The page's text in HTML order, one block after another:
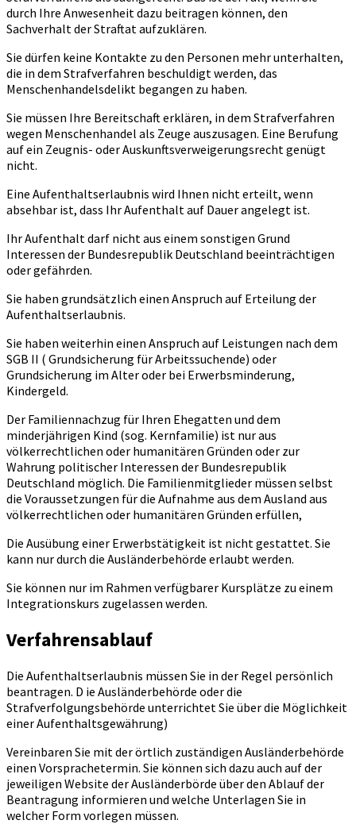
durch Ihre Anwesenheit dazu beitragen können, den
Sachverhalt der Straftat aufzuklären.
Sie dürfen keine Kontakte zu den Personen mehr unterhalten,
die in dem Strafverfahren beschuldigt werden, das
Menschenhandelsdelikt begangen zu haben.
Sie müssen Ihre Bereitschaft erklären, in dem Strafverfahren
wegen Menschenhandel als Zeuge auszusagen. Eine Berufung
auf ein Zeugnis- oder Auskunftsverweigerungsrecht genügt
nicht.
Eine Aufenthaltserlaubnis wird Ihnen nicht erteilt, wenn
absehbar ist, dass Ihr Aufenthalt auf Dauer angelegt ist.
Ihr Aufenthalt darf nicht aus einem sonstigen Grund
Interessen der Bundesrepublik Deutschland beeinträchtigen
oder gefährden.
Sie haben grundsätzlich einen Anspruch auf Erteilung der
Aufenthaltserlaubnis.
Sie haben weiterhin einen Anspruch auf Leistungen nach dem
SGB II ( Grundsicherung für Arbeitssuchende) oder
Grundsicherung im Alter oder bei Erwerbsminderung,
Kindergeld.
Der Familiennachzug für Ihren Ehegatten und dem
minderjährigen Kind (sog. Kernfamilie) ist nur aus
völkerrechtlichen oder humanitären Gründen oder zur
Wahrung politischer Interessen der Bundesrepublik
Deutschland möglich. Die Familienmitglieder müssen selbst
die Voraussetzungen für die Aufnahme aus dem Ausland aus
völkerrechtlichen oder humanitären Gründen erfüllen,
Die Ausübung einer Erwerbstätigkeit ist nicht gestattet. Sie
kann nur durch die Ausländerbehörde erlaubt werden.
Sie können nur im Rahmen verfügbarer Kursplätze zu einem
Integrationskurs zugelassen werden.
Verfahrensablauf
Die Aufenthaltserlaubnis müssen Sie in der Regel persönlich
beantragen. D ie Ausländerbehörde oder die
Strafverfolgungsbehörde unterrichtet Sie über die Möglichkeit
einer Aufenthaltsgewährung)
Vereinbaren Sie mit der örtlich zuständigen Ausländerbehörde
einen Vorsprachetermin. Sie können sich dazu auch auf der
jeweiligen Website der Ausländerbörde über den Ablauf der
Beantragung informieren und welche Unterlagen Sie in
welcher Form vorlegen müssen.